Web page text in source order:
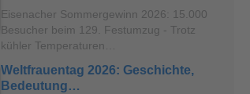
Eisenacher Sommergewinn 2026: 15.000
Besucher beim 129. Festumzug - Trotz
kühler Temperaturen…
Weltfrauentag 2026: Geschichte,
Bedeutung…